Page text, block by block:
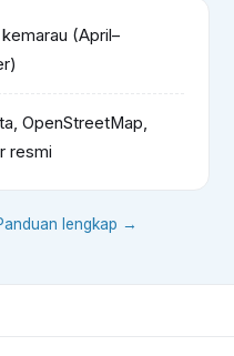
(April–
OpenStreetMap,
resmi
lengkap →